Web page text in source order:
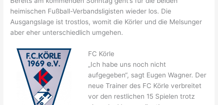
heimischen Fußball-Verbandsligisten wieder los. Die
Ausgangslage ist trostlos, womit die Körler und die Melsunger
aber eher unterschiedlich umgehen.
FC Körle
„Ich habe uns noch nicht
aufgegeben“, sagt Eugen Wagner. Der
neue Trainer des FC Körle verbreitet
vor den restlichen 15 Spielen trotz